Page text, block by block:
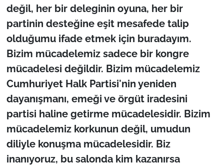
değil, her bir deleginin oyuna, her bir
partinin desteğine eşit mesafede talip
olduğumu ifade etmek için buradayım.
Bizim mücadelemiz sadece bir kongre
mücadelesi değildir. Bizim mücadelemiz
Cumhuriyet Halk Partisi'nin yeniden
dayanışmanı, emeği ve örgüt iradesini
partisi haline getirme mücadelesidir. Bizim
mücadelemiz korkunun değil, umudun
diliyle konuşma mücadelesidir. Biz
inanıyoruz, bu salonda kim kazanırsa